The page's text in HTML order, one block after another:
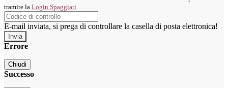
tramite la Login Spaggiari
E-mail inviata, si prega di controllare la casella di posta elettronica!
Errore
Chiudi
Successo